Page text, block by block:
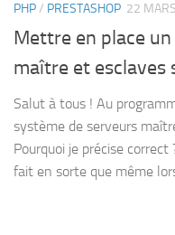
PHP/ PRESTASHOP 22
Mettre en place
maître et esclaves
Salut à tous ! Au
système de serveurs
Pourquoi je précise
fait en sorte que même